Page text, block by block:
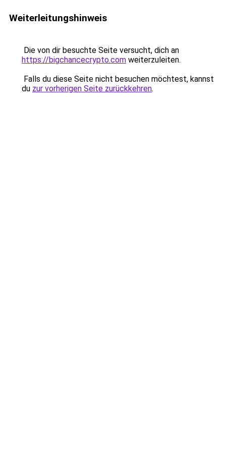
Weiterleitungshinweis
Die von dir besuchte Seite versucht, dich an
https://bigchancecrypto.com weiterzuleiten.
Falls du diese Seite nicht besuchen möchtest, kannst
du zur vorherigen Seite zurückkehren.